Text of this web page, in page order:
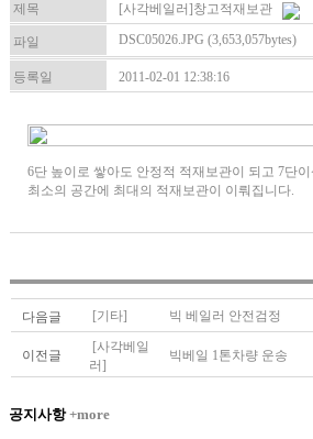
제목 [사각베일러]창고적재보관
파일 DSC05026.JPG (3,653,057bytes)
등록일 2011-02-01 12:38:16
6단 높이로 쌓아도 안정적 적재보관이 되고 7단
최소의 공간에 최대의 적재보관이 이뤄집니다.
다음글 [기타] 빅 베일러 안전검정
이전글
[사각베일
러]
빅베일 1톤차량 운송
공지사항+more